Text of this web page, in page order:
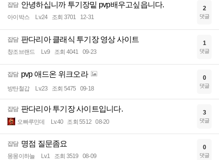
잡담 안녕하십니까 투기장밑 pvp배우고싶읍니다.
아이박스 Lv.24 조회 3701 12-31
2
댓글
잡담 판다리아 클래식 투기장 영상 사이트
창조브랜드 Lv.9 조회 4041 09-23
1
댓글
잡담 pvp 애드온 위크오라
방탄철갑 Lv.23 조회 5475 09-18
0
댓글
잡담 판다리아 투기장 사이트입니다.
오빠루민데 Lv.40 조회 5512 08-20
3
댓글
잡담 명점 질문좀요
몽몽이하늘 Lv.1 조회 3519 08-09
0
댓글